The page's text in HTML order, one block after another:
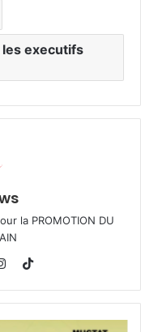
executifs
la PROMOTION DU
n
s
T
k
T